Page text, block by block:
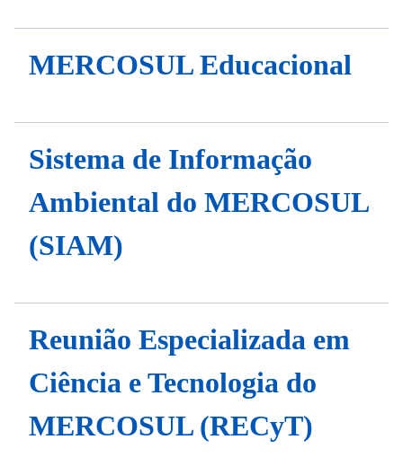
MERCOSUL Educacional
Sistema de Informação
Ambiental do MERCOSUL
(SIAM)
Reunião Especializada em
Ciência e Tecnologia do
MERCOSUL (RECyT)